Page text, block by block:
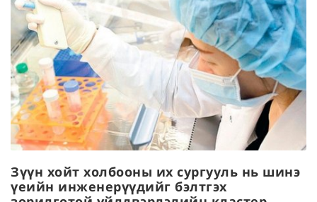
Зүүн хойт холбооны их сургууль нь шинэ
үеийн инженерүүдийг бэлтгэх